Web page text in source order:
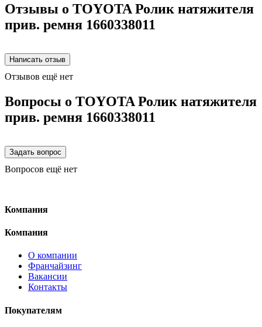
Отзывы о TOYOTA Ролик натяжителя
прив. ремня 1660338011
Отзывов ещё нет
Вопросы о TOYOTA Ролик натяжителя
прив. ремня 1660338011
Вопросов ещё нет
Компания
Компания
О компании
Франчайзинг
Вакансии
Контакты
Покупателям